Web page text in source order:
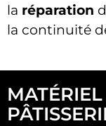
la réparation
la continuité